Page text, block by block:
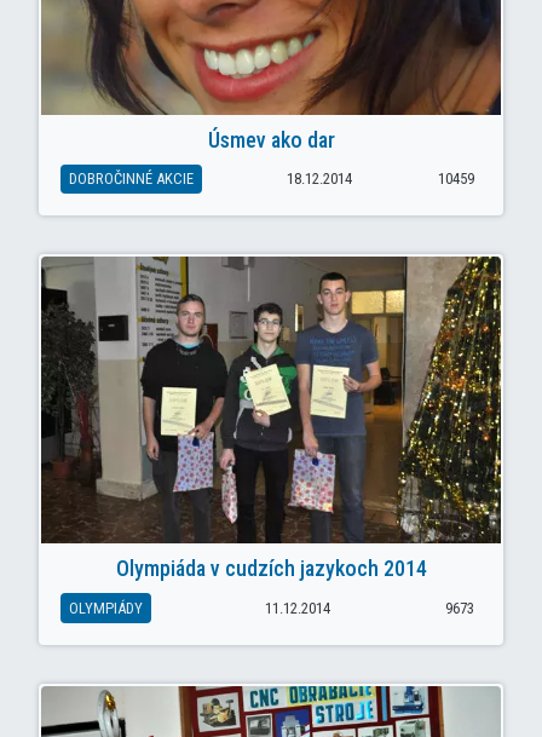
Úsmev ako dar
DOBROČINNÉ AKCIE 18.12.2014 10459
Olympiáda v cudzích jazykoch 2014
OLYMPIÁDY 11.12.2014 9673